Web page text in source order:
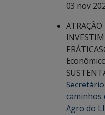
03 nov
ATRAÇÃO
PRÁTICAS
Econômico
caminhos
Agro do